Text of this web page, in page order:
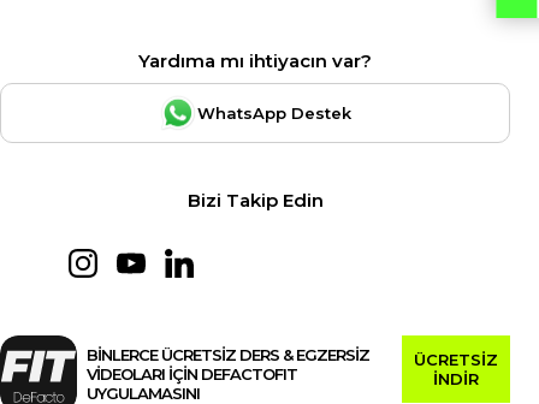
Yardıma mı ihtiyacın var?
WhatsApp Destek
Bizi Takip Edin
BİNLERCE ÜCRETSİZ DERS & EGZERSİZ
VİDEOLARI İÇİN DEFACTOFIT
UYGULAMASINI
ÜCRETSİZ
İNDİR